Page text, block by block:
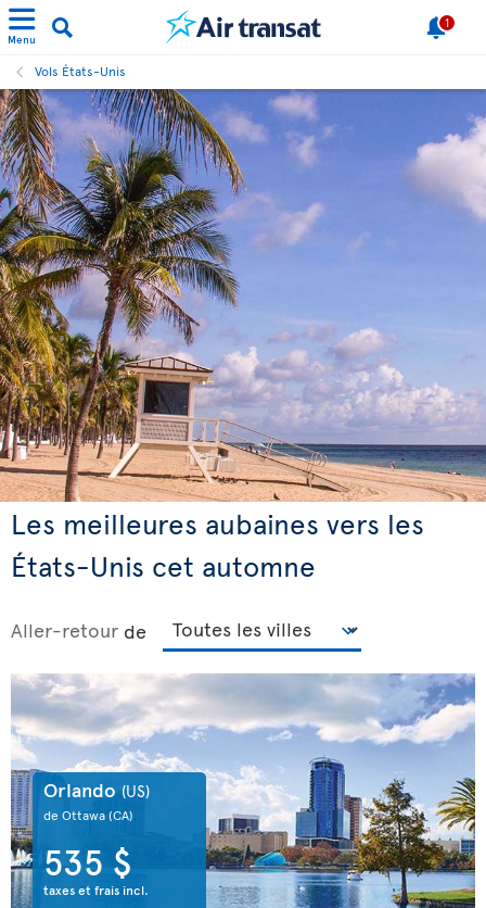
Menu
1
Vols États-Unis
Les meilleures aubaines vers les
États-Unis cet automne
Aller-retour de
Orlando (US)
de Ottawa(CA)
535 $
taxes et frais incl.